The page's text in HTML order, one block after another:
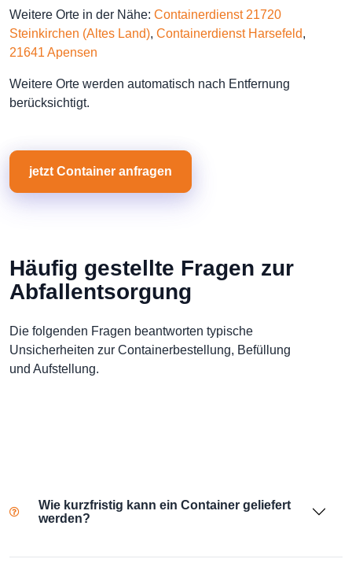
Weitere Orte in der Nähe: Containerdienst 21720
Steinkirchen (Altes Land), Containerdienst Harsefeld,
21641 Apensen
Weitere Orte werden automatisch nach Entfernung
berücksichtigt.
jetzt Container anfragen
Häufig gestellte Fragen zur
Abfallentsorgung
Die folgenden Fragen beantworten typische
Unsicherheiten zur Containerbestellung, Befüllung
und Aufstellung.
Wie kurzfristig kann ein Container geliefert
werden?